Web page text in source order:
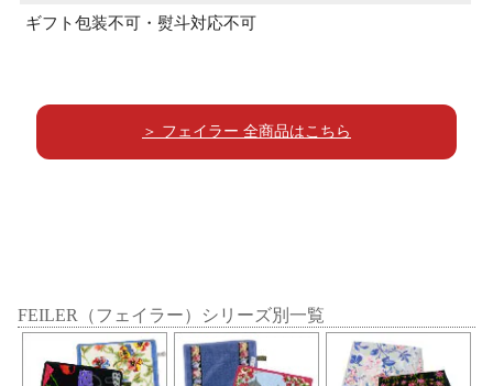
ギフト包装不可・熨斗対応不可
＞ フェイラー 全商品はこちら
FEILER（フェイラー）シリーズ別一覧